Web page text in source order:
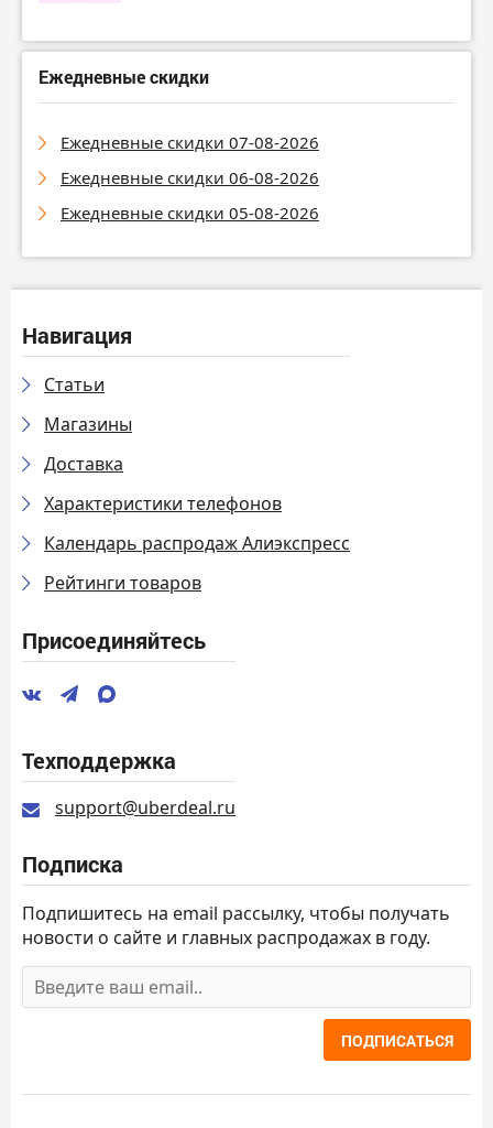
Ежедневные скидки
Ежедневные скидки 07-08-2026
Ежедневные скидки 06-08-2026
Ежедневные скидки 05-08-2026
Навигация
Статьи
Магазины
Доставка
Характеристики телефонов
Календарь распродаж Алиэкспресс
Рейтинги товаров
Присоединяйтесь
Техподдержка
support@uberdeal.ru
Подписка
Подпишитесь на email рассылку, чтобы получать
новости о сайте и главных распродажах в году.
ПОДПИСАТЬСЯ